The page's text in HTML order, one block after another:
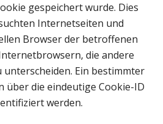
gespeichert wurde. Dies
Internetseiten und
Browser der betroffenen
die andere
unterscheiden. Ein bestimmter
die eindeutige Cookie-ID
werden.